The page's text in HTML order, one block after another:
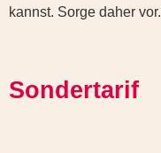
kannst. Sorge daher vor.
Sondertarif